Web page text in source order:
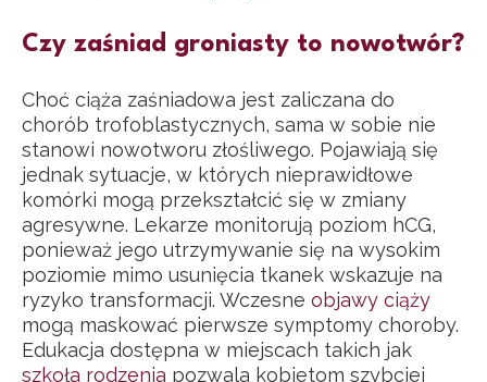
Czy zaśniad groniasty to nowotwór?
Choć ciąża zaśniadowa jest zaliczana do
chorób trofoblastycznych, sama w sobie nie
stanowi nowotworu złośliwego. Pojawiają się
jednak sytuacje, w których nieprawidłowe
komórki mogą przekształcić się w zmiany
agresywne. Lekarze monitorują poziom hCG,
ponieważ jego utrzymywanie się na wysokim
poziomie mimo usunięcia tkanek wskazuje na
ryzyko transformacji. Wczesne objawy ciąży
mogą maskować pierwsze symptomy choroby.
Edukacja dostępna w miejscach takich jak
szkoła rodzenia pozwala kobietom szybciej